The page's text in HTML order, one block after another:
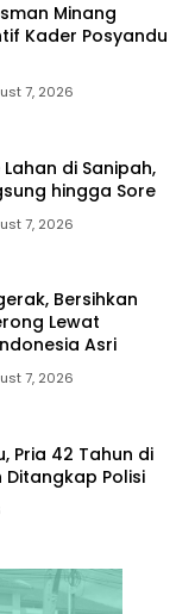
Minang
Kader Posyandu
7, 2026
di Sanipah,
hingga Sore
7, 2026
Bersihkan
Lewat
Asri
7, 2026
Pria 42 Tahun di
Ditangkap Polisi